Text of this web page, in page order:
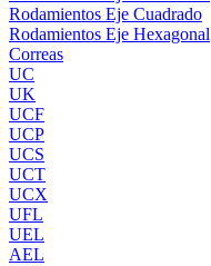
Rodamientos Eje Cuadrado
Rodamientos Eje Hexagonal
Correas
UC
UK
UCF
UCP
UCS
UCT
UCX
UFL
UEL
AEL